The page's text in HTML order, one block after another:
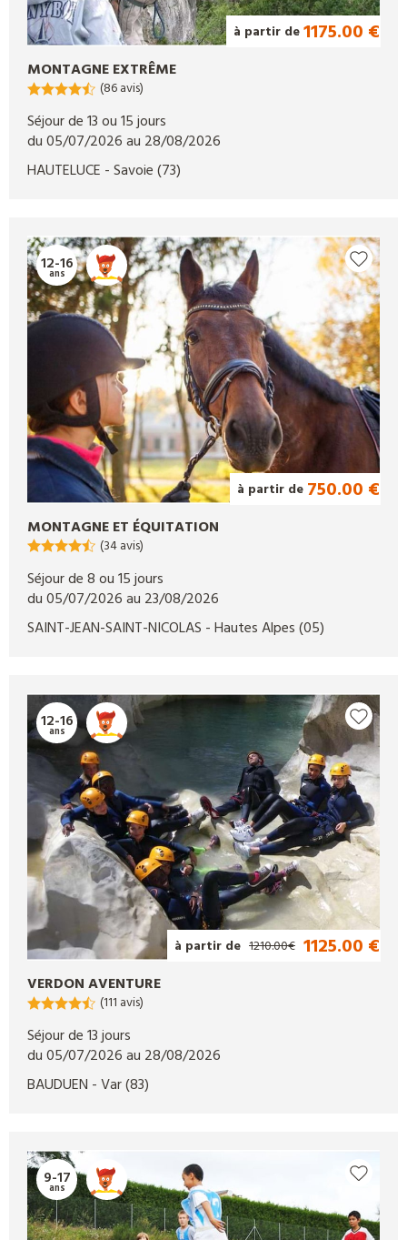
à partir de1175.00 €
MONTAGNE EXTRÊME
(86 avis)
Séjour de 13 ou 15 jours
du 05/07/2026 au 28/08/2026
HAUTELUCE - Savoie(73)
12-16
ans
à partir de 750.00 €
MONTAGNE ET ÉQUITATION
(34 avis)
Séjour de 8 ou 15 jours
du 05/07/2026 au 23/08/2026
SAINT-JEAN-SAINT-NICOLAS - Hautes Alpes(05)
12-16
ans
à partir de 1210.00€ 1125.00 €
VERDON AVENTURE
(111 avis)
Séjour de 13 jours
du 05/07/2026 au 28/08/2026
BAUDUEN - Var(83)
9-17
ans